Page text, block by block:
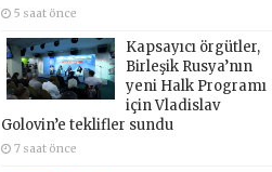
5 saat önce
Kapsayıcı örgütler,
Birleşik Rusya’nın
yeni Halk Programı
için Vladislav
Golovin’e teklifler sundu
7 saat önce